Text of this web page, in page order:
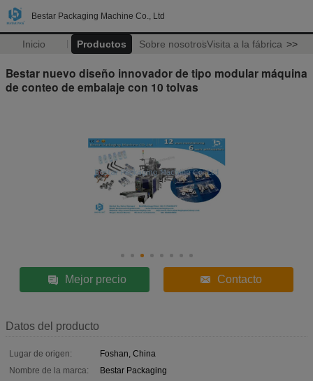
Bestar Packaging Machine Co., Ltd
Inicio Productos Sobre nosotrosVisita a la fábrica >>
Bestar nuevo diseño innovador de tipo modular máquina
de conteo de embalaje con 10 tolvas
Mejor precio Contacto
Datos del producto
Lugar de origen:
Foshan, China
Nombre de la marca:
Bestar Packaging